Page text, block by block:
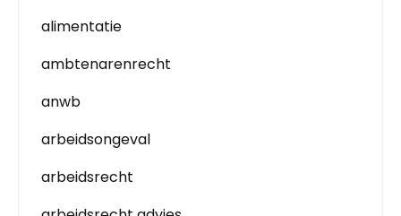
alimentatie
ambtenarenrecht
anwb
arbeidsongeval
arbeidsrecht